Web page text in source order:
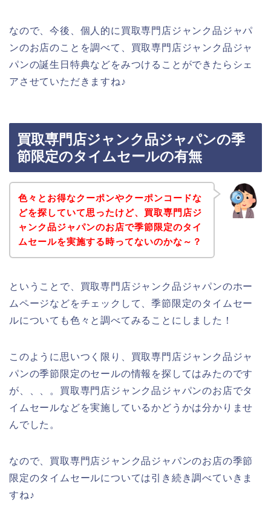
なので、今後、個人的に買取専門店ジャンク品ジャパ
ンのお店のことを調べて、買取専門店ジャンク品ジャ
パンの誕生日特典などをみつけることができたらシェ
アさせていただきますね♪
買取専門店ジャンク品ジャパンの季
節限定のタイムセールの有無
色々とお得なクーポンやクーポンコードな
どを探していて思ったけど、買取専門店ジ
ャンク品ジャパンのお店で季節限定のタイ
ムセールを実施する時ってないのかな～？
ということで、買取専門店ジャンク品ジャパンのホー
ムページなどをチェックして、季節限定のタイムセー
ルについても色々と調べてみることにしました！
このように思いつく限り、買取専門店ジャンク品ジャ
パンの季節限定のセールの情報を探してはみたのです
が、、、。買取専門店ジャンク品ジャパンのお店でタ
イムセールなどを実施しているかどうかは分かりませ
んでした。
なので、買取専門店ジャンク品ジャパンのお店の季節
限定のタイムセールについては引き続き調べていきま
すね♪